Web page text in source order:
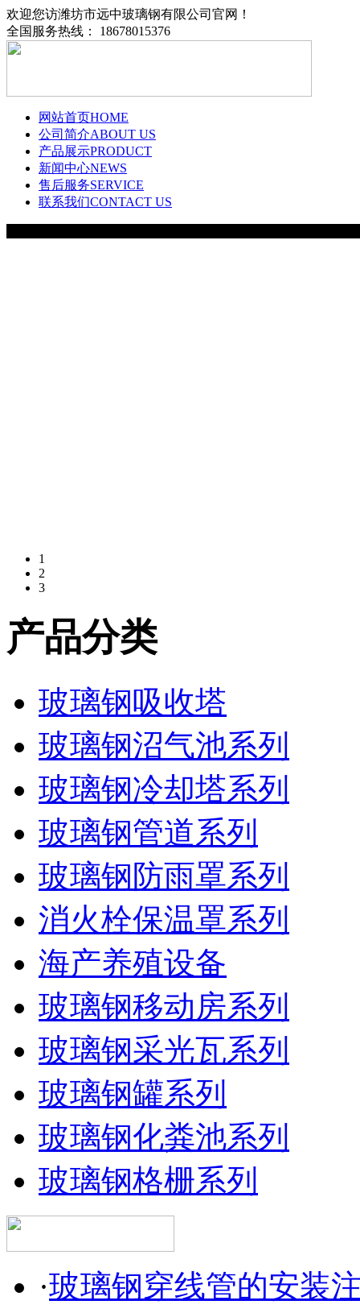
欢迎您访潍坊市远中玻璃钢有限公司官网！
全国服务热线： 18678015376
网站首页HOME
公司简介ABOUT US
产品展示PRODUCT
新闻中心NEWS
售后服务SERVICE
联系我们CONTACT US
1
2
3
产品分类
玻璃钢吸收塔
玻璃钢沼气池系列
玻璃钢冷却塔系列
玻璃钢管道系列
玻璃钢防雨罩系列
消火栓保温罩系列
海产养殖设备
玻璃钢移动房系列
玻璃钢采光瓦系列
玻璃钢罐系列
玻璃钢化粪池系列
玻璃钢格栅系列
·玻璃钢穿线管的安装